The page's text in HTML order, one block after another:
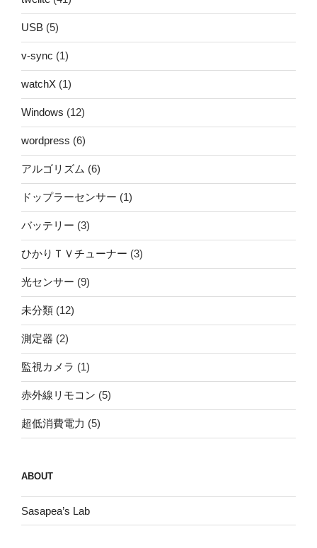
USB (5)
v-sync (1)
watchX (1)
Windows (12)
wordpress (6)
アルゴリズム (6)
ドップラーセンサー (1)
バッテリー (3)
ひかりＴＶチューナー (3)
光センサー (9)
未分類 (12)
測定器 (2)
監視カメラ (1)
赤外線リモコン (5)
超低消費電力 (5)
ABOUT
Sasapea’s Lab